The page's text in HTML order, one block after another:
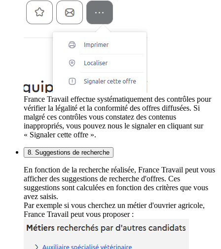
France Travail effectue systématiquement des contrôles pour
vérifier la légalité et la conformité des offres diffusées. Si
malgré ces contrôles vous constatez des contenus
inappropriés, vous pouvez nous le signaler en cliquant sur
« Signaler cette offre ».
8. Suggestions de recherche
En fonction de la recherche réalisée, France Travail peut vous
afficher des suggestions de recherche d'offres. Ces
suggestions sont calculées en fonction des critères que vous
avez saisis.
Par exemple si vous cherchez un métier d'ouvrier agricole,
France Travail peut vous proposer :